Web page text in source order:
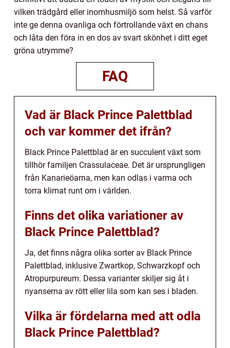
vilken trädgård eller inomhusmiljö som helst. Så varför
inte ge denna ovanliga och förtrollande växt en chans
och låta den föra in en dos av svart skönhet i ditt eget
gröna utrymme?
FAQ
Vad är Black Prince Palettblad
och var kommer det ifrån?
Black Prince Palettblad är en succulent växt som
tillhör familjen Crassulaceae. Det är ursprungligen
från Kanarieöarna, men kan odlas i varma och
torra klimat runt om i världen.
Finns det olika variationer av
Black Prince Palettblad?
Ja, det finns några olika sorter av Black Prince
Palettblad, inklusive Zwartkop, Schwarzkopf och
Atropurpureum. Dessa varianter skiljer sig åt i
nyanserna av rött eller lila som kan ses i bladen.
Vilka är fördelarna med att odla
Black Prince Palettblad?